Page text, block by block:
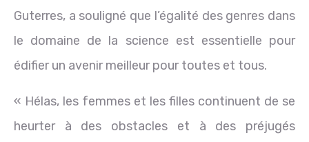
Guterres, a souligné que l’égalité des genres dans
le domaine de la science est essentielle pour
édifier un avenir meilleur pour toutes et tous.
« Hélas, les femmes et les filles continuent de se
heurter à des obstacles et à des préjugés